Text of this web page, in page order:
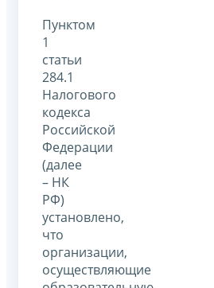
Пунктом
1
статьи
284.1
Налогового
кодекса
Российской
Федерации
(далее
– НК
РФ)
установлено,
что
организации,
осуществляющие